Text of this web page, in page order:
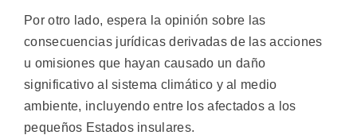
Por otro lado, espera la opinión sobre las
consecuencias jurídicas derivadas de las acciones
u omisiones que hayan causado un daño
significativo al sistema climático y al medio
ambiente, incluyendo entre los afectados a los
pequeños Estados insulares.